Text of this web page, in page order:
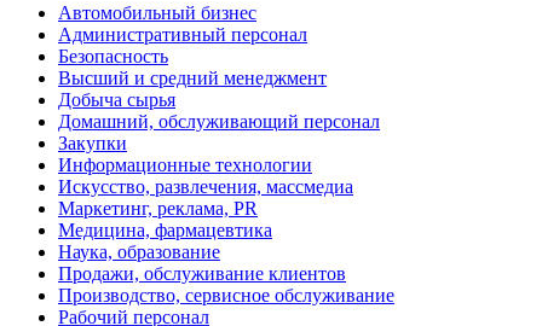
Автомобильный бизнес
Административный персонал
Безопасность
Высший и средний менеджмент
Добыча сырья
Домашний, обслуживающий персонал
Закупки
Информационные технологии
Искусство, развлечения, массмедиа
Маркетинг, реклама, PR
Медицина, фармацевтика
Наука, образование
Продажи, обслуживание клиентов
Производство, сервисное обслуживание
Рабочий персонал